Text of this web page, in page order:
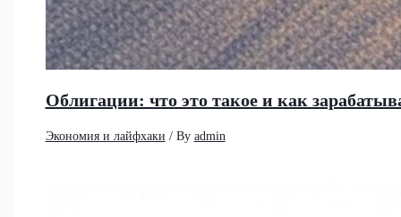
Облигации: что это такое и как
Экономия и лайфхаки / By admin